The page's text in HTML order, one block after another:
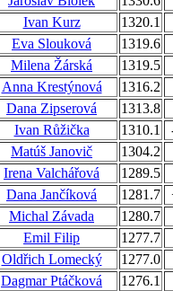
Ivan Kurz
1320.1
Eva Slouková
1319.6
Milena Žárská
1319.5
Anna Krestýnová
1316.2
Dana Zipserová
1313.8
Ivan Růžička 1310.1
Matúš Janovič
1304.2
Irena Valchářová
1289.5
Dana Jančíková 1281.7
Michal Závada
1280.7
Emil Filip
1277.7
Oldřich Lomecký
1277.0
Dagmar Ptáčková
1276.1